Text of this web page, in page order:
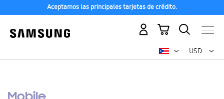
Aceptamos las principales tarjetas de crédito.
USD -
dólar
Mi carrito